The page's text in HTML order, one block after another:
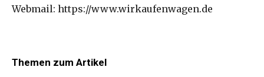
Webmail: https://www.wirkaufenwagen.de
Themen zum Artikel